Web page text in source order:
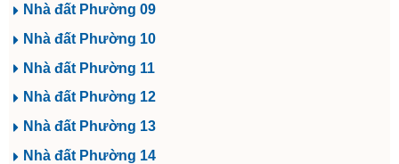
Nhà đất Phường 09
Nhà đất Phường 10
Nhà đất Phường 11
Nhà đất Phường 12
Nhà đất Phường 13
Nhà đất Phường 14